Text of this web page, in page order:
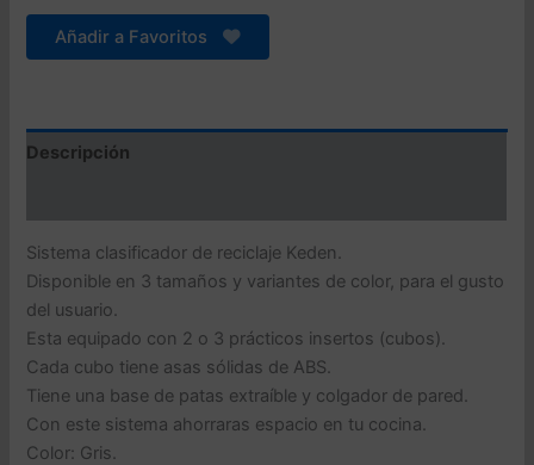
Añadir a Favoritos
Descripción
Sistema clasificador de reciclaje Keden.
Disponible en 3 tamaños y variantes de color, para el gusto
del usuario.
Esta equipado con 2 o 3 prácticos insertos (cubos).
Cada cubo tiene asas sólidas de ABS.
Tiene una base de patas extraíble y colgador de pared.
Con este sistema ahorraras espacio en tu cocina.
Color: Gris.